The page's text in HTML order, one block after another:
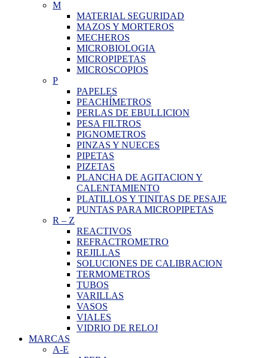
M
MATERIAL SEGURIDAD
MAZOS Y MORTEROS
MECHEROS
MICROBIOLOGIA
MICROPIPETAS
MICROSCOPIOS
P
PAPELES
PEACHÍMETROS
PERLAS DE EBULLICION
PESA FILTROS
PIGNOMETROS
PINZAS Y NUECES
PIPETAS
PIZETAS
PLANCHA DE AGITACION Y
CALENTAMIENTO
PLATILLOS Y TINITAS DE PESAJE
PUNTAS PARA MICROPIPETAS
R – Z
REACTIVOS
REFRACTROMETRO
REJILLAS
SOLUCIONES DE CALIBRACION
TERMOMETROS
TUBOS
VARILLAS
VASOS
VIALES
VIDRIO DE RELOJ
MARCAS
A-E